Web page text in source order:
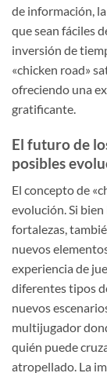
de información,
que sean fáciles
inversión de
«chicken road»
ofreciendo una
gratificante.
El futuro de
posibles
El concepto de
evolución. Si
fortalezas,
nuevos
experiencia de
diferentes tipos
nuevos
multijugador
quién puede
atropellado. La